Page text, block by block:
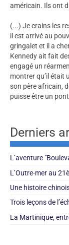
américain. Ils ont
(...) Je crains les
il est arrivé au
gringalet et il a
Kennedy ait fait
engagé un
montrer qu’il était
son père africain,
puisse être un
Derniers
L’aventure
L’Outre-mer au
Une histoire
Trois leçons de
La Martinique,